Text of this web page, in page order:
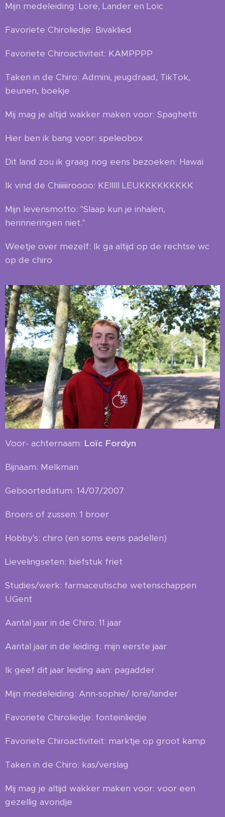
Mijn medeleiding: Lore, Lander en Loïc
Favoriete Chiroliedje: Bivaklied
Favoriete Chiroactiviteit: KAMPPPP
Taken in de Chiro: Admini, jeugdraad, TikTok,
beunen, boekje
Mij mag je altijd wakker maken voor: Spaghetti
Hier ben ik bang voor: speleobox
Dit land zou ik graag nog eens bezoeken: Hawaï
Ik vind de Chiiiiiiroooo: KEIIIII LEUKKKKKKKKK
Mijn levensmotto: "Slaap kun je inhalen,
herinneringen niet."
Weetje over mezelf: Ik ga altijd op de rechtse wc
op de chiro
Voor- achternaam: Loïc Fordyn
Bijnaam: Melkman
Geboortedatum: 14/07/2007
Broers of zussen: 1 broer
Hobby's: chiro (en soms eens padellen)
Lievelingseten: biefstuk friet
Studies/werk: farmaceutische wetenschappen
UGent
Aantal jaar in de Chiro: 11 jaar
Aantal jaar in de leiding: mijn eerste jaar
Ik geef dit jaar leiding aan: pagadder
Mijn medeleiding: Ann-sophie/ lore/lander
Favoriete Chiroliedje: fonteinliedje
Favoriete Chiroactiviteit: marktje op groot kamp
Taken in de Chiro: kas/verslag
Mij mag je altijd wakker maken voor: voor een
gezellig avondje